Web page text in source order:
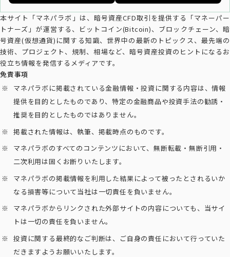
本サイト「マネパラボ」は、暗号資産CFD取引を提供する「マネーパー
トナーズ」が運営する、ビットコイン(Bitcoin)、ブロックチェーン、暗
号資産(仮想通貨)に関する知識、世界中の最新のトピックス、最先端の
技術、プロジェクト、規制、相場など、暗号資産投資のヒントになるお
役立ち情報を発信するメディアです。
免責事項
マネパラボに掲載されている金融情報・投資に関する内容は、情報
提供を目的としたものであり、特定の金融商品や投資手法の勧誘・
推奨を目的としたものではありません。
掲載された情報は、執筆、掲載時点のものです。
マネパラボのすべてのコンテンツにおいて、無断転載・無断引用・
二次利用は固くお断りいたします。
マネパラボの掲載情報を利用した結果によって被ったとされるいか
なる損害等について当社は一切責任を負いません。
マネパラボからリンクされた外部サイトの内容についても、当サイ
トは一切の責任を負いません。
投資に関する最終的なご判断は、ご自身の責任において行っていた
だきますようお願いいたします。